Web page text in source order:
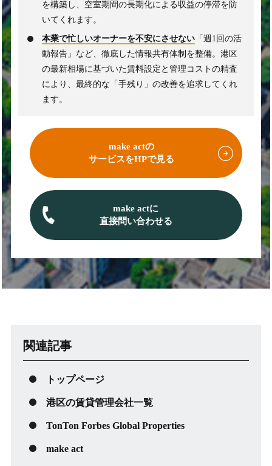
を構築し、空室期間の長期化による収益の停滞を防
いてくれます。
本業で忙しいオーナーを不安にさせない「週1回の活
動報告」など、徹底した情報共有体制を整備。港区
の最新相場に基づいた賃料設定と管理コストの精査
により、最終的な「手残り」の改善を追求してくれ
ます。
make actの
サービスをHPで見る
make actに
直接問い合わせる
関連記事
トップページ
港区の賃貸管理会社一覧
TonTon Forbes Global Properties
make act